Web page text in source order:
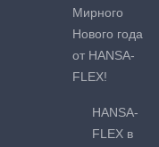
Мирного
Нового года
от HANSA-
FLEX!
HANSA-
FLEX в